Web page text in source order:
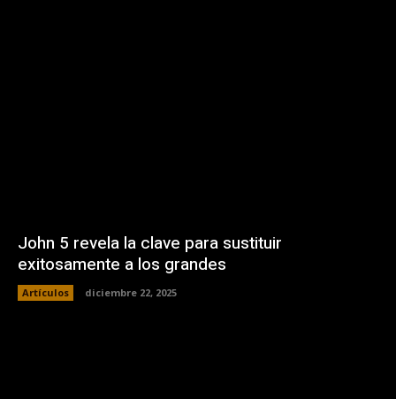
John 5 revela la clave para sustituir
exitosamente a los grandes
Artículos diciembre 22, 2025